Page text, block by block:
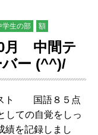
学生の部 額
月 中間テ
ー (^^)/
ト 国語８５点
ての自覚をしっ
績を記録しまし